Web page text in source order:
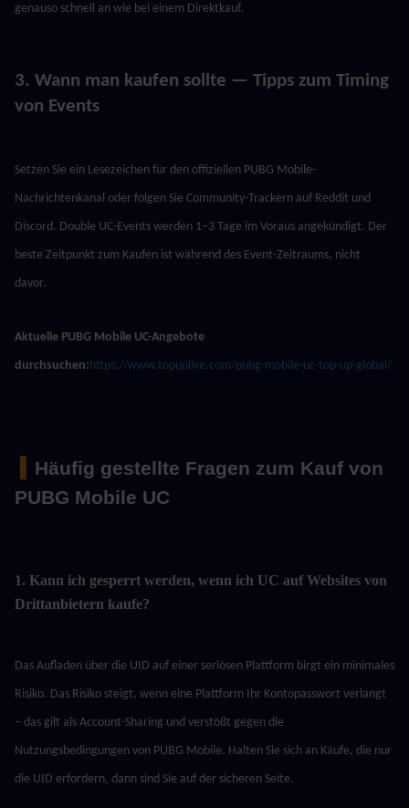
genauso schnell an wie bei einem Direktkauf.
3. Wann man kaufen sollte — Tipps zum Timing
von Events
Setzen Sie ein Lesezeichen für den offiziellen PUBG Mobile-
Nachrichtenkanal oder folgen Sie Community-Trackern auf Reddit und
Discord. Double UC-Events werden 1–3 Tage im Voraus angekündigt. Der
beste Zeitpunkt zum Kaufen ist während des Event-Zeitraums, nicht
davor.
Aktuelle PUBG Mobile UC-Angebote
durchsuchen: https://www.topuplive.com/pubg-mobile-uc-top-up-global/
Häufig gestellte Fragen zum Kauf von
PUBG Mobile UC
1. Kann ich gesperrt werden, wenn ich UC auf Websites von
Drittanbietern kaufe?
Das Aufladen über die UID auf einer seriösen Plattform birgt ein minimales
Risiko. Das Risiko steigt, wenn eine Plattform Ihr Kontopasswort verlangt
– das gilt als Account-Sharing und verstößt gegen die
Nutzungsbedingungen von PUBG Mobile. Halten Sie sich an Käufe, die nur
die UID erfordern, dann sind Sie auf der sicheren Seite.